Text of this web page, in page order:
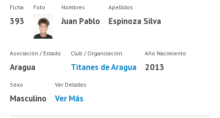
Ficha
393
Foto Nombres
Juan Pablo
Apellidos
Espinoza Silva
Asociación / Estado
Aragua
Club / Organización
Titanes de Aragua
Año Nacimiento
2013
Sexo
Masculino
Ver Detalles
Ver Más